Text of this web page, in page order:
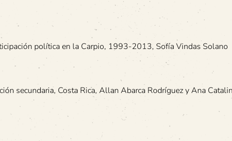
política en la Carpio, 1993-2013, Sofía Vindas Solano
secundaria, Costa Rica, Allan Abarca Rodríguez y Ana